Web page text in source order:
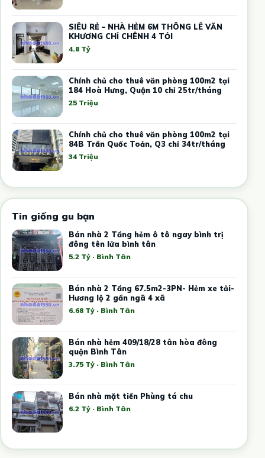
SIÊU RẺ – NHÀ HẺM 6M THÔNG LÊ VĂN
KHƯƠNG CHỈ CHÊNH 4 TỎI
4.8 Tỷ
Chính chủ cho thuê văn phòng 100m2 tại
184 Hoà Hưng, Quận 10 chỉ 25tr/tháng
25 Triệu
Chính chủ cho thuê văn phòng 100m2 tại
84B Trần Quốc Toản, Q3 chỉ 34tr/tháng
34 Triệu
Tin giống gu bạn
Bán nhà 2 Tầng hẻm ô tô ngay bình trị
đông tên lửa bình tân
5.2 Tỷ · Bình Tân
Bán nhà 2 Tầng 67.5m2-3PN- Hẻm xe tải-
Hương lộ 2 gần ngã 4 xã
6.68 Tỷ · Bình Tân
Bán nhà hẻm 409/18/28 tân hòa đông
quận Bình Tân
3.75 Tỷ · Bình Tân
Bán nhà mặt tiền Phùng tá chu
6.2 Tỷ · Bình Tân